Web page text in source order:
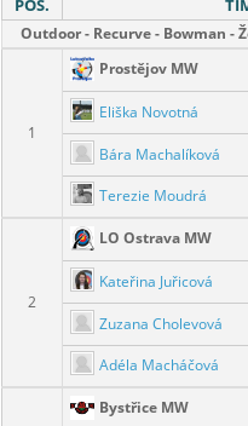
POS.
Outdoor - Recurve - Bowman -
1
Prostějov MW
Eliška Novotná
Bára Machalíková
Terezie Moudrá
2
LO Ostrava MW
Kateřina Juřicová
Zuzana Cholevová
Adéla Macháčová
Bystřice MW